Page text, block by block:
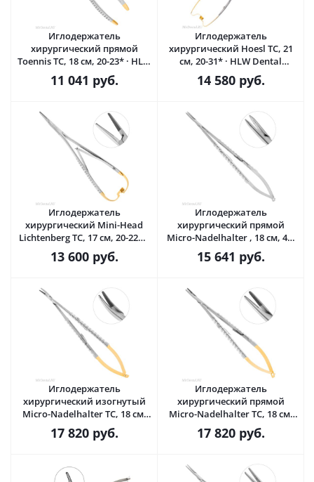
Иглодержатель
хирургический прямой
Toennis TC, 18 см, 20-23* · HLW
Dental (Германия)
11 041 руб.
Иглодержатель
хирургический Hoesl TC, 21
см, 20-31* · HLW Dental
(Германия)
14 580руб.
Иглодержатель
хирургический Mini-Head
Lichtenberg TC, 17 см, 20-22A*
· HLW Dental (Германия)
13 600руб.
Иглодержатель
хирургический прямой
Micro-Nadelhalter , 18 см, 40-
95DS* · HLW Dental
(Германия)
15 641 руб.
Иглодержатель
хирургический изогнутый
Micro-Nadelhalter TC, 18 см,
40-96TC* · HLW Dental
(Германия)
17 820руб.
Иглодержатель
хирургический прямой
Micro-Nadelhalter TC, 18 см,
40-95TC* · HLW Dental
(Германия)
17 820руб.